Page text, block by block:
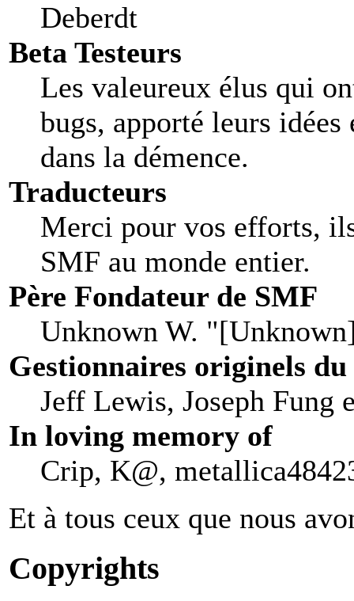
Deberdt
Beta Testeurs
Les valeureux élus qui
bugs, apporté leurs
dans la démence.
Traducteurs
Merci pour vos efforts,
SMF au monde entier.
Père Fondateur de SMF
Unknown W.
Gestionnaires originels
Jeff Lewis, Joseph Fung
In loving memory of
Crip, K@,
Et à tous ceux que nous
Copyrights